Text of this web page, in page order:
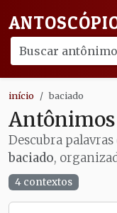
início baciado
Antônimos
Descubra
baciado,
4 contextos